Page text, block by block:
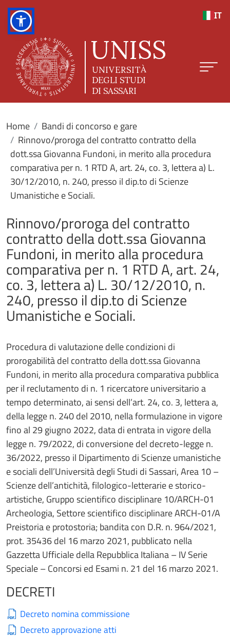
IT
Home
Bandi di concorso e gare
Rinnovo/proroga del contratto contratto della
dott.ssa Giovanna Fundoni, in merito alla procedura
comparativa per n. 1 RTD A, art. 24, co. 3, lettera a) L.
30/12/2010, n. 240, presso il dip.to di Scienze
Umanistiche e Sociali.
Rinnovo/proroga del contratto
contratto della dott.ssa Giovanna
Fundoni, in merito alla procedura
comparativa per n. 1 RTD A, art. 24,
co. 3, lettera a) L. 30/12/2010, n.
240, presso il dip.to di Scienze
Umanistiche e Sociali.
Procedura di valutazione delle condizioni di
prorogabilità del contratto della dott.ssa Giovanna
Fundoni, in merito alla procedura comparativa pubblica
per il reclutamento di n. 1 ricercatore universitario a
tempo determinato, ai sensi dell’art. 24, co. 3, lettera a,
della legge n. 240 del 2010, nella formulazione in vigore
fino al 29 giugno 2022, data di entrata in vigore della
legge n. 79/2022, di conversione del decreto-legge n.
36/2022, presso il Dipartimento di Scienze umanistiche
e sociali dell’Università degli Studi di Sassari, Area 10 –
Scienze dell’antichità, filologico-letterarie e storico-
artistiche, Gruppo scientifico disciplinare 10/ARCH-01
Archeologia, Settore scientifico disciplinare ARCH-01/A
Preistoria e protostoria; bandita con D.R. n. 964/2021,
prot. 35436 del 16 marzo 2021, pubblicato nella
Gazzetta Ufficiale della Repubblica Italiana – IV Serie
Speciale – Concorsi ed Esami n. 21 del 16 marzo 2021.
DECRETI
Decreto nomina commissione
Decreto approvazione atti